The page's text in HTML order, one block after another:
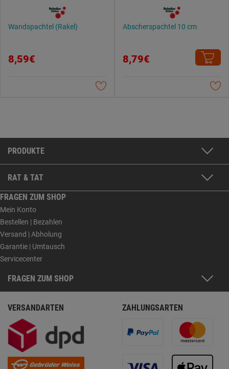
Wandspachtel (Rakel)
8,59€
Abscherspachtel 10 cm
8,79€
PRODUKTE
RAT & TAT
FRAGEN ZUM SHOP
Mein Konto
Bestellen | Bezahlen
Versand | Abholung
Garantie | Umtausch
Servicecenter
FRAGEN ZUM SHOP
VERSANDARTEN ZAHLUNGSARTEN